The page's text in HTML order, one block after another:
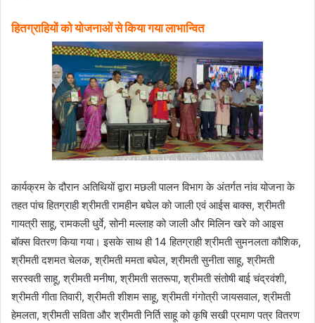
हितग्राहियों को योजनाओं से किया गया लाभान्वित
कार्यक्रम के दौरान अतिथियों द्वारा मछली पालन विभाग के अंतर्गत नांव योजना के
तहत पांच हितग्राही श्रीमती रामहीन बघेल को जाली एवं आईस बाक्स, श्रीमती
गायत्री साहू, रामकली धुर्वे, सोनी मल्लाह को जाली और मिलिन खरे को आइस
बॉक्स वितरण किया गया। इसके साथ ही 14 हितग्राही श्रीमती सुमनलता कौशिक,
श्रीमती दशमत चेलक, श्रीमती ममता बघेल, श्रीमती सुनीता साहू, श्रीमती
सरस्वती साहू, श्रीमती मनीषा, श्रीमती सतरूपा, श्रीमती संतोषी बाई चंद्रवंशी,
श्रीमती गीता तिवारी, श्रीमती शीशम साहू, श्रीमती गंगोत्री जायसवाल, श्रीमती
हेमलता, श्रीमती सविता और श्रीमती निर्ति साहू को कृषि सखी प्रमाण पत्र वितरण